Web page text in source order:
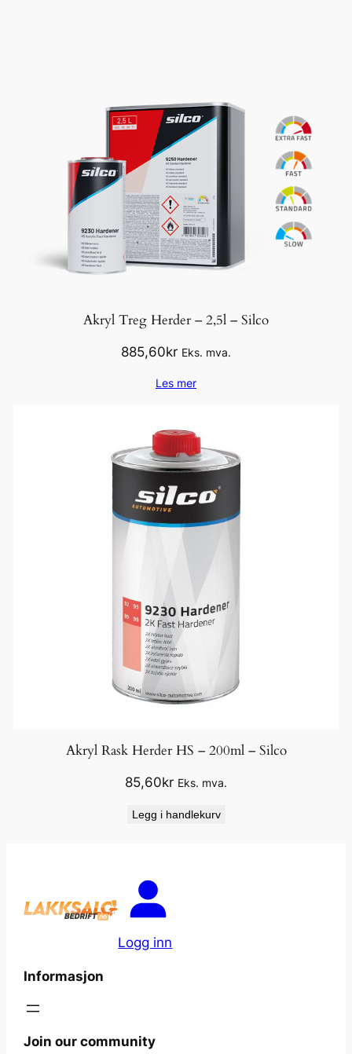
Akryl Treg Herder – 2,5l – Silco
885,60kr Eks. mva.
Les mer
Akryl Rask Herder HS – 200ml – Silco
85,60kr Eks. mva.
Legg i handlekurv
Logg inn
Informasjon
Join our community